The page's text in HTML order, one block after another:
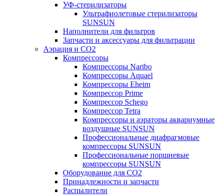
УФ-стерилизаторы
Ультрафиолетовые стерилизаторы
SUNSUN
Наполнители для фильтров
Запчасти и аксессуары для фильтрации
Аэрация и CO2
Компрессоры
Компрессоры Naribo
Компрессоры Aquael
Компрессоры Eheim
Компрессор Prime
Компрессор Schego
Компрессор Tetra
Компрессоры и аэраторы аквариумные
воздушные SUNSUN
Профессиональные диафрагмовые
компрессоры SUNSUN
Профессиональные поршневые
компрессоры SUNSUN
Оборудование для CO2
Принадлежности и запчасти
Распылители